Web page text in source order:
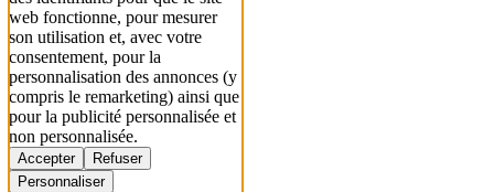
web fonctionne, pour mesurer
son utilisation et, avec votre
consentement, pour la
personnalisation des annonces (y
compris le remarketing) ainsi que
pour la publicité personnalisée et
non personnalisée.
Accepter
Refuser
Personnaliser